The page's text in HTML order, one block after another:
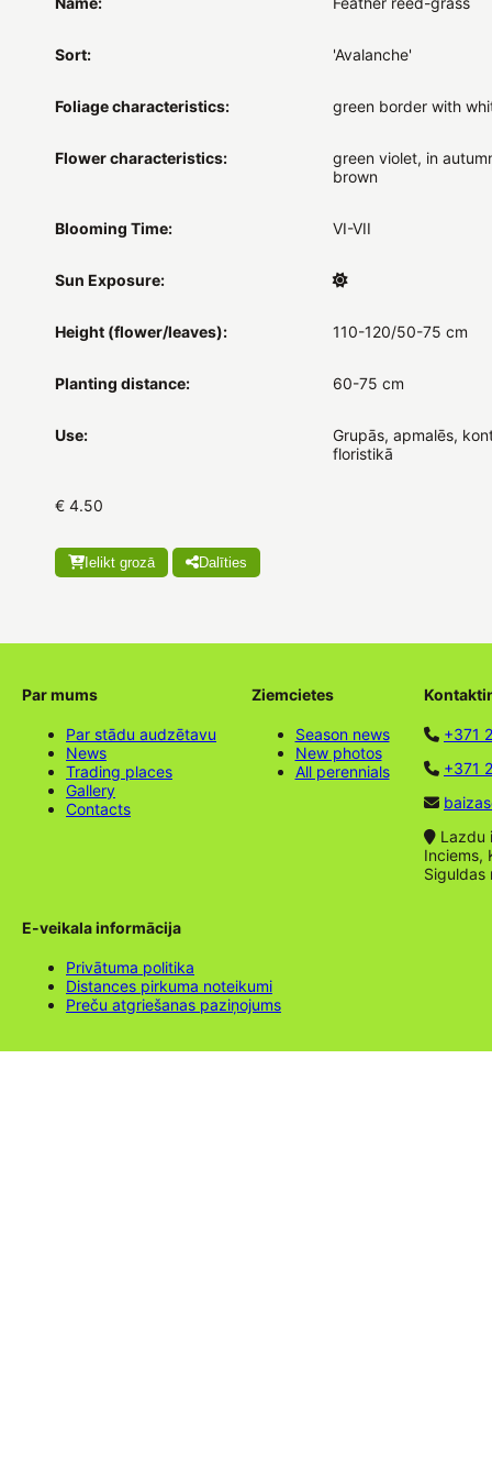
Sort: 'Avalanche'
Foliage characteristics: green border with
Flower characteristics:
green violet, in
brown
Blooming Time: VI-VII
Sun Exposure:
Height (flower/leaves): 110-120/50-75 cm
Planting distance: 60-75 cm
Use:
Grupās, apmalēs,
floristikā
€ 4.50
Ielikt grozā Dalīties
Par mums
Par stādu audzētavu
News
Trading places
Gallery
Contacts
Ziemcietes
Season news
New photos
All perennials
+371
+371
Lazdu
Inciems,
Siguldas
E-veikala informācija
Privātuma politika
Distances pirkuma noteikumi
Preču atgriešanas paziņojums